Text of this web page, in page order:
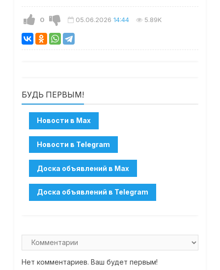
0 05.06.2026 14:44 5.89K
БУДЬ ПЕРВЫМ!
Нет комментариев. Ваш будет первым!